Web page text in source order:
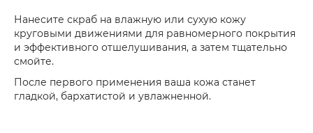
Нанесите скраб на влажную или сухую кожу
круговыми движениями для равномерного покрытия
и эффективного отшелушивания, а затем тщательно
смойте.
После первого применения ваша кожа станет
гладкой, бархатистой и увлажненной.